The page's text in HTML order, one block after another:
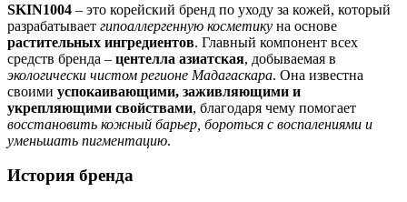
SKIN1004 – это корейский бренд по уходу за кожей, который
разрабатывает гипоаллергенную косметику на основе
растительных ингредиентов. Главный компонент всех
средств бренда – центелла азиатская, добываемая в
экологически чистом регионе Мадагаскара. Она известна
своими успокаивающими, заживляющими и
укрепляющими свойствами, благодаря чему помогает
восстановить кожный барьер, бороться с воспалениями и
уменьшать пигментацию.
История бренда